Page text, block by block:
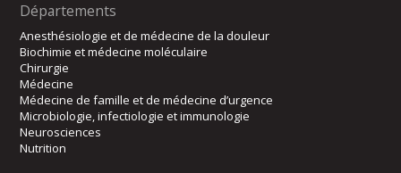
Départements
Anesthésiologie et de médecine de la douleur
Biochimie et médecine moléculaire
Chirurgie
Médecine
Médecine de famille et de médecine d’urgence
Microbiologie, infectiologie et immunologie
Neurosciences
Nutrition